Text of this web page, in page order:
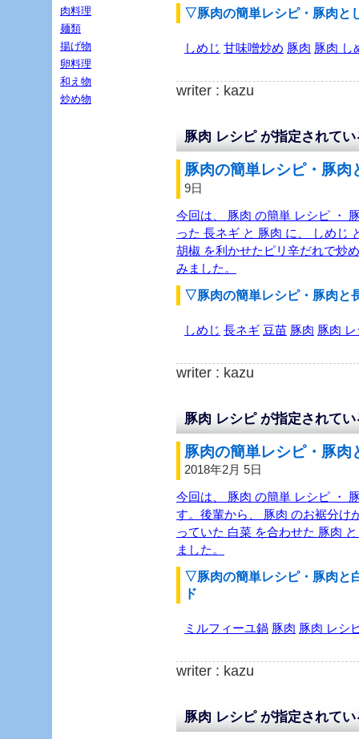
▽豚肉の簡単レシピ・豚肉と
しめじ 甘味噌炒め 豚肉 豚肉 し
writer : kazu
豚肉 レシピ が指定されて
豚肉の簡単レシピ・豚
9日
今回は、 豚肉 の簡単 レシピ ・
った 長ネギ と 豚肉 に、 しめじ
胡椒 を利かせたピリ辛だれで炒
みました。
▽豚肉の簡単レシピ・豚肉と
しめじ 長ネギ 豆苗 豚肉 豚肉
writer : kazu
豚肉 レシピ が指定されて
豚肉の簡単レシピ・豚
2018年2月 5日
今回は、 豚肉 の簡単 レシピ ・
す。後輩から、 豚肉 のお裾分け
っていた 白菜 を合わせた 豚肉
ました。
▽豚肉の簡単レシピ・豚肉と
ド
ミルフィーユ鍋 豚肉 豚肉 レシ
writer : kazu
豚肉 レシピ が指定されて
肉料理
麺類
揚げ物
卵料理
和え物
炒め物